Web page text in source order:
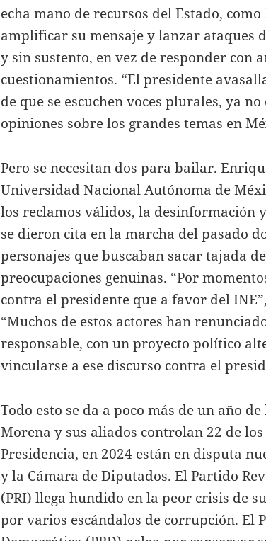
echa mano de recursos del Estado,
amplificar su mensaje y lanzar ataques
y sin sustento, en vez de responder con
cuestionamientos. “El presidente
de que se escuchen voces plurales, ya
opiniones sobre los grandes temas en
Pero se necesitan dos para bailar.
Universidad Nacional Autónoma de
los reclamos válidos, la desinformación
se dieron cita en la marcha del pasado
personajes que buscaban sacar tajada
preocupaciones genuinas. “Por
contra el presidente que a favor del
“Muchos de estos actores han
responsable, con un proyecto político
vincularse a ese discurso contra el
Todo esto se da a poco más de un año
Morena y sus aliados controlan 22 de
Presidencia, en 2024 están en disputa
y la Cámara de Diputados. El Partido
(PRI) llega hundido en la peor crisis de
por varios escándalos de corrupción. El